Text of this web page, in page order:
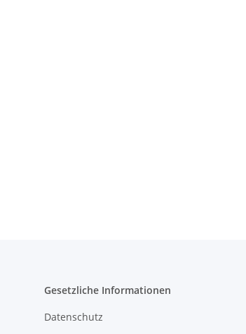
Gesetzliche Informationen
Datenschutz